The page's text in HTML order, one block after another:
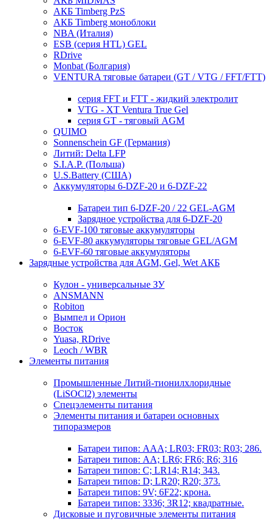
АКБ Timberg PzS
АКБ Timberg моноблоки
NBA (Италия)
ESB (серия HTL) GEL
RDrive
Monbat (Болгария)
VENTURA тяговые батареи (GT / VTG / FFT/FTT)
серия FFT и FTT - жидкий электролит
VTG - XT Ventura True Gel
серия GT - тяговый AGM
QUIMO
Sonnenschein GF (Германия)
Литий: Delta LFP
S.I.A.P. (Польша)
U.S.Battery (США)
Аккумуляторы 6-DZF-20 и 6-DZF-22
Батареи тип 6-DZF-20 / 22 GEL-AGM
Зарядное устройства для 6-DZF-20
6-EVF-100 тяговые аккумуляторы
6-EVF-80 аккумуляторы тяговые GEL/AGM
6-EVF-60 тяговые аккумуляторы
Зарядные устройства для AGM, Gel, Wet АКБ
Кулон - универсальные ЗУ
ANSMANN
Robiton
Вымпел и Орион
Восток
Yuasa, RDrive
Leoch / WBR
Элементы питания
Промышленные Литий-тионилхлоридные
(LiSOCl2) элементы
Спецэлементы питания
Элементы питания и батареи основных
типоразмеров
Батареи типов: AAA; LR03; FR03; R03; 286.
Батареи типов: AA; LR6; FR6; R6; 316
Батареи типов: C; LR14; R14; 343.
Батареи типов: D; LR20; R20; 373.
Батареи типов: 9V; 6F22; крона.
Батареи типов: 3336; 3R12; квадратные.
Дисковые и пуговичные элементы питания